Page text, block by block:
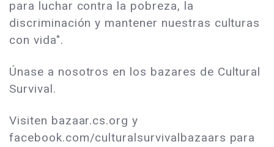
para luchar contra la pobreza, la
discriminación y mantener nuestras culturas
con vida".
Únase a nosotros en los bazares de Cultural
Survival.
Visiten bazaar.cs.org y
facebook.com/culturalsurvivalbazaars para